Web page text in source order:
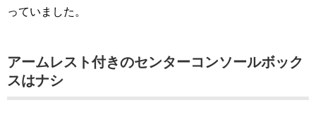
っていました。
アームレスト付きのセンターコンソールボック
スはナシ